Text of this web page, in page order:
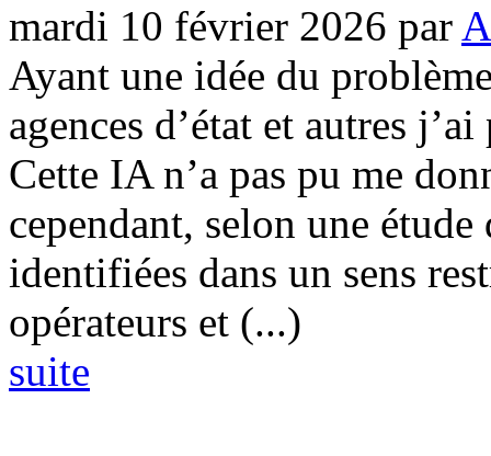
mardi 10 février 2026 par
Ayant une idée du
agences d’état et autres
Cette IA n’a pas pu me
cependant, selon une
identifiées dans un sens
opérateurs et (...)
suite